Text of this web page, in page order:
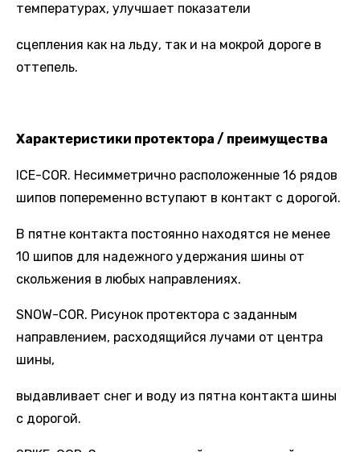
температурах, улучшает показатели
сцепления как на льду, так и на мокрой дороге в
оттепель.
Характеристики протектора / преимущества
ICE-COR. Несимметрично расположенные 16 рядов
шипов попеременно вступают в контакт с дорогой.
В пятне контакта постоянно находятся не менее
10 шипов для надежного удержания шины от
скольжения в любых направлениях.
SNOW-COR. Рисунок протектора с заданным
направлением, расходящийся лучами от центра
шины,
выдавливает снег и воду из пятна контакта шины
с дорогой.